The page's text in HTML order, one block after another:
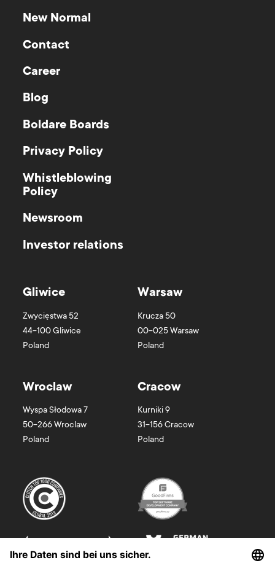
New Normal
Contact
Career
Blog
Boldare Boards
Privacy Policy
Whistleblowing
Policy
Newsroom
Investor relations
Gliwice
Zwycięstwa 52
44-100Gliwice
Poland
Warsaw
Krucza 50
00-025Warsaw
Poland
Wroclaw
Wyspa Słodowa 7
50-266Wroclaw
Poland
Cracow
Kurniki 9
31-156Cracow
Poland